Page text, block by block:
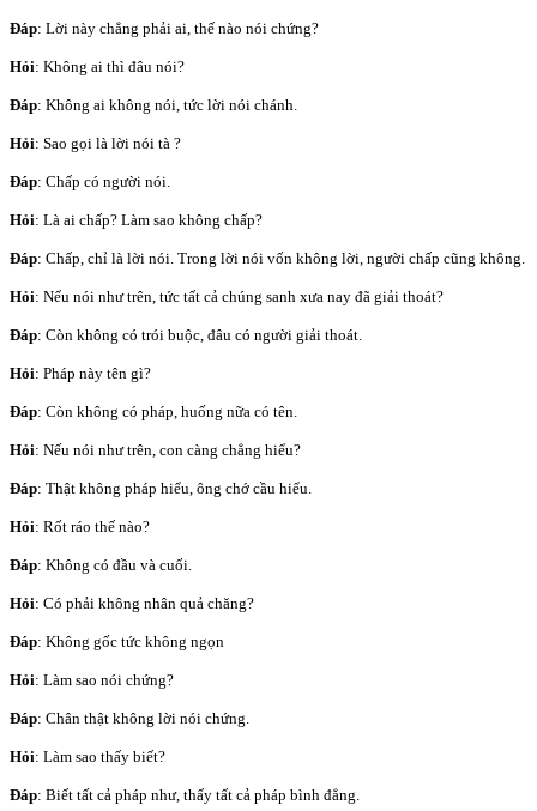
Đáp: Lời này chẳng phải ai, thế nào nói chứng?
Hỏi: Không ai thì đâu nói?
Đáp: Không ai không nói, tức lời nói chánh.
Hỏi: Sao gọi là lời nói tà ?
Đáp: Chấp có người nói.
Hỏi: Là ai chấp? Làm sao không chấp?
Đáp: Chấp, chỉ là lời nói. Trong lời nói vốn không lời, người chấp cũng không.
Hỏi: Nếu nói như trên, tức tất cả chúng sanh xưa nay đã giải thoát?
Đáp: Còn không có trói buộc, đâu có người giải thoát.
Hỏi: Pháp này tên gì?
Đáp: Còn không có pháp, huống nữa có tên.
Hỏi: Nếu nói như trên, con càng chẳng hiểu?
Đáp: Thật không pháp hiểu, ông chớ cầu hiểu.
Hỏi: Rốt ráo thế nào?
Đáp: Không có đầu và cuối.
Hỏi: Có phải không nhân quả chăng?
Đáp: Không gốc tức không ngọn
Hỏi: Làm sao nói chứng?
Đáp: Chân thật không lời nói chứng.
Hỏi: Làm sao thấy biết?
Đáp: Biết tất cả pháp như, thấy tất cả pháp bình đẳng.